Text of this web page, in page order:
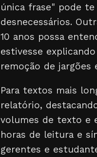
única frase" pode
desnecessários.
10 anos possa
estivesse
remoção de
Para textos mais
relatório,
volumes de texto e
horas de leitura e
gerentes e